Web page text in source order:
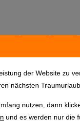
der Website zu
nächsten
nutzen, dann
und es werden nur die